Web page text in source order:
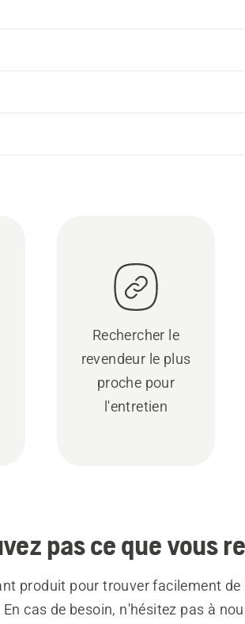
Rechercher le
revendeur le plus
proche pour
l'entretien
pas ce que vous
produit pour trouver facilement de
cas de besoin, n'hésitez pas à